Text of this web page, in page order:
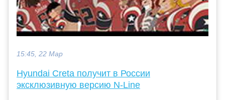
15:45, 22 Мар
Hyundai Creta получит в России
эксклюзивную версию N-Line